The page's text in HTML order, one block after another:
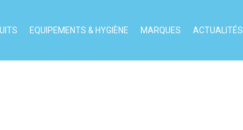
EQUIPEMENTS & HYGIÈNE MARQUES ACTUALITÉS